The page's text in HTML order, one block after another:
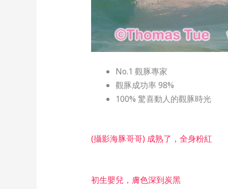
No.1 觀豚專家
觀豚成功率 98%
100% 驚喜動人的觀豚時光
(攝影海豚哥哥) 成熟了，全身粉紅
初生嬰兒，膚色深到炭黑